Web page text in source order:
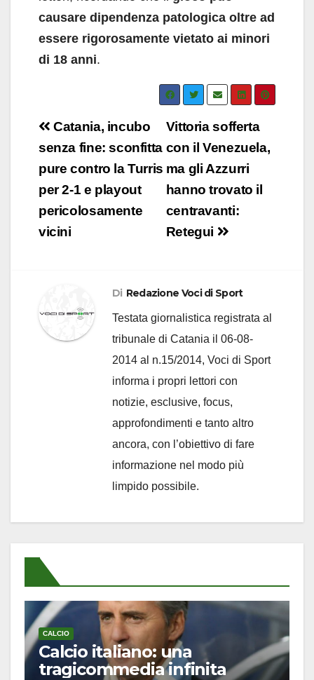
causare dipendenza patologica oltre ad
essere rigorosamente vietato ai minori
di 18 anni.
Navigazione
articoli
Vittoria sofferta
con il Venezuela,
ma gli Azzurri
hanno trovato il
centravanti:
Retegui
Catania, incubo
senza fine: sconfitta
pure contro la Turris
per 2-1 e playout
pericolosamente
vicini
Di Redazione Voci di Sport
Testata giornalistica registrata al
tribunale di Catania il 06-08-
2014 al n.15/2014, Voci di Sport
informa i propri lettori con
notizie, esclusive, focus,
approfondimenti e tanto altro
ancora, con l’obiettivo di fare
informazione nel modo più
limpido possibile.
CALCIO
Calcio italiano: una
tragicommedia infinita